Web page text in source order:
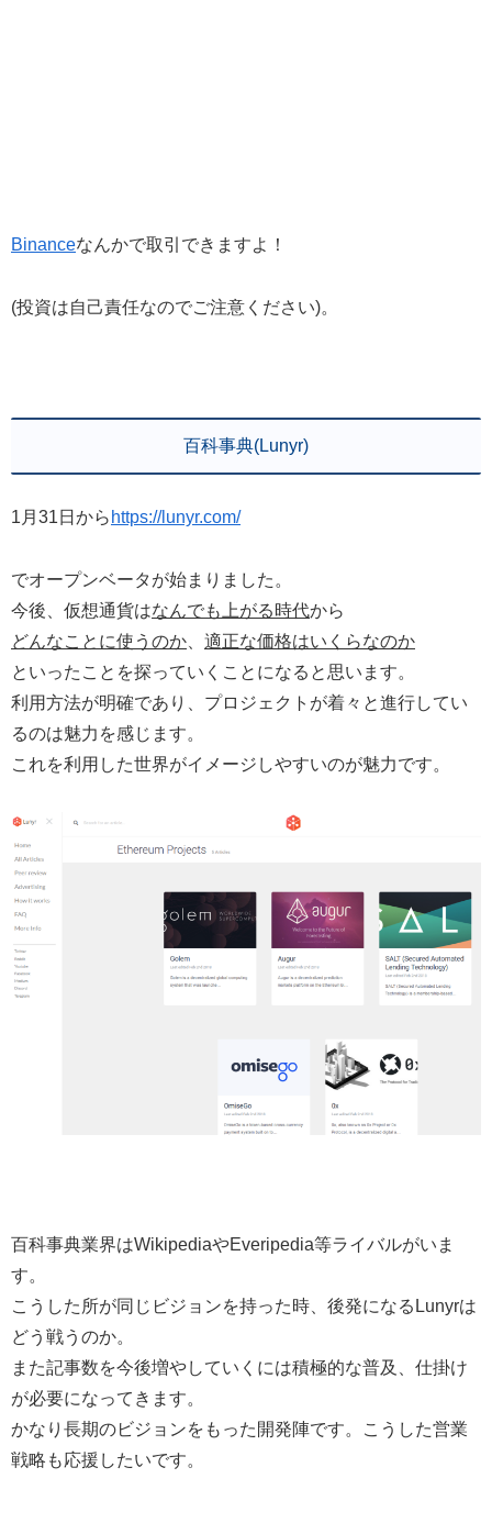
Binanceなんかで取引できますよ！
(投資は自己責任なのでご注意ください)。
百科事典(Lunyr)
1月31日から https://lunyr.com/
でオープンベータが始まりました。
今後、仮想通貨はなんでも上がる時代から
どんなことに使うのか
適正な価格はいくらなのか
といったことを探っていくことになると思います。
利用方法が明確であり、プロジェクトが着々と進行してい
るのは魅力を感じます。
これを利用した世界がイメージしやすいのが魅力です。
百科事典業界はWikipediaやEveripedia等ライバルがいま
す。
こうした所が同じビジョンを持った時、後発になるLunyrは
どう戦うのか。
また記事数を今後増やしていくには積極的な普及、仕掛け
が必要になってきます。
かなり長期のビジョンをもった開発陣です。こうした営業
戦略も応援したいです。